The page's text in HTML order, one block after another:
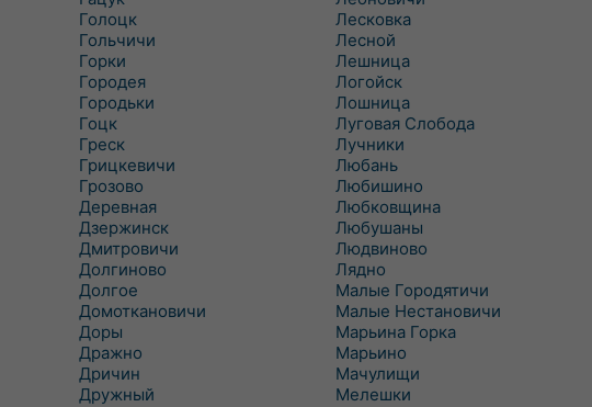
Голоцк
Гольчичи
Горки
Городея
Городьки
Гоцк
Греск
Грицкевичи
Грозово
Деревная
Дзержинск
Дмитровичи
Долгиново
Долгое
Домоткановичи
Доры
Дражно
Дричин
Дружный
Лесковка
Лесной
Лешница
Логойск
Лошница
Луговая Слобода
Лучники
Любань
Любишино
Любковщина
Любушаны
Людвиново
Лядно
Малые Городятичи
Малые Нестановичи
Марьина Горка
Марьино
Мачулищи
Мелешки